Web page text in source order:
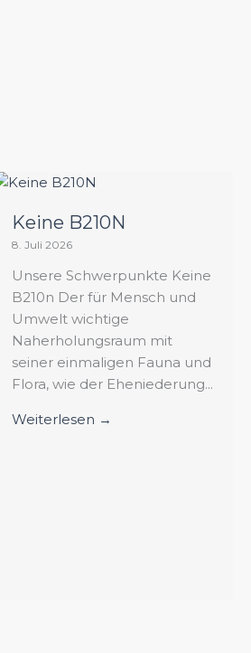
Keine B210N
8. Juli 2026
Unsere Schwerpunkte Keine
B210n Der für Mensch und
Umwelt wichtige
Naherholungsraum mit
seiner einmaligen Fauna und
Flora, wie der Eheniederung...
Weiterlesen →